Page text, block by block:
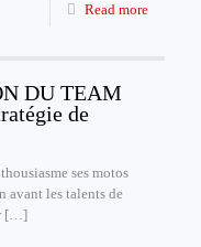
Read more
DU TEAM
de
ses motos
avant les talents de
[…]